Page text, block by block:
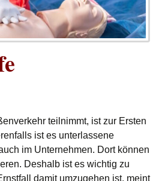
teilnimmt, ist zur Ersten
ist es unterlassene
im Unternehmen. Dort können
Deshalb ist es wichtig zu
damit umzugehen ist, meint